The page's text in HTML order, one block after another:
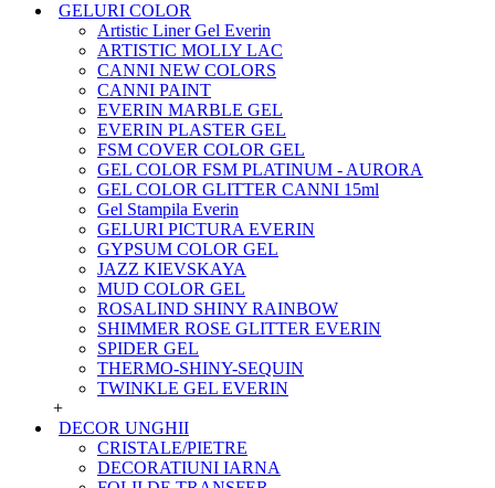
GELURI COLOR
Artistic Liner Gel Everin
ARTISTIC MOLLY LAC
CANNI NEW COLORS
CANNI PAINT
EVERIN MARBLE GEL
EVERIN PLASTER GEL
FSM COVER COLOR GEL
GEL COLOR FSM PLATINUM - AURORA
GEL COLOR GLITTER CANNI 15ml
Gel Stampila Everin
GELURI PICTURA EVERIN
GYPSUM COLOR GEL
JAZZ KIEVSKAYA
MUD COLOR GEL
ROSALIND SHINY RAINBOW
SHIMMER ROSE GLITTER EVERIN
SPIDER GEL
THERMO-SHINY-SEQUIN
TWINKLE GEL EVERIN
+
DECOR UNGHII
CRISTALE/PIETRE
DECORATIUNI IARNA